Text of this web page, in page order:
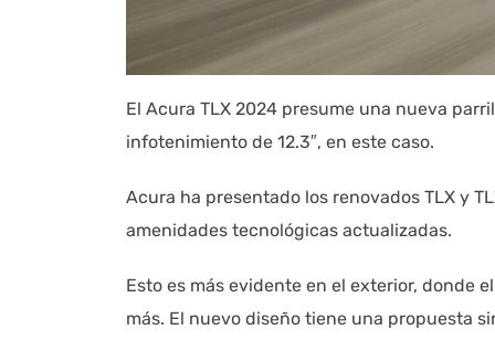
El Acura TLX 2024 presume una nueva
infotenimiento de 12.3″, en este caso.
Acura ha presentado los renovados TLX y
amenidades tecnológicas actualizadas.
Esto es más evidente en el exterior, donde
más. El nuevo diseño tiene una propuesta